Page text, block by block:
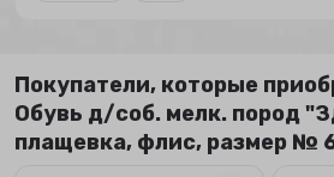
Покупатели, которые
Обувь д/соб. мелк. пород
плащевка, флис, размер №